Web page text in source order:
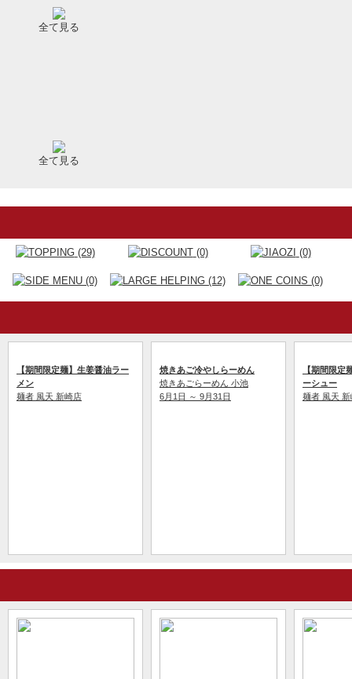
全て見る
全て見る
(29) (0) (0)
(0) (12) (0)
【期間限定麺】生姜醤油ラー
メン
麺者 風天 新崎店
焼きあご冷やしらーめん
焼きあごらーめん 小池
6月1日 ～ 9月31日
【期間限定
ーシュー
麺者 風天 新